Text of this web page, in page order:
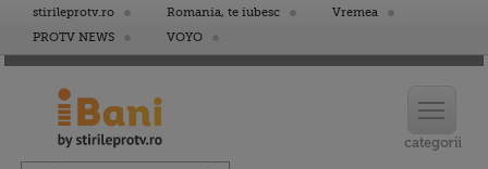
stirileprotv.ro Romania, te iubesc
Vremea
PROTV NEWS
VOYO